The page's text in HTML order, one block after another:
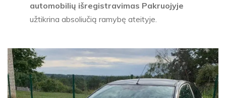
automobilių išregistravimas Pakruojyje
užtikrina absoliučią ramybę ateityje.